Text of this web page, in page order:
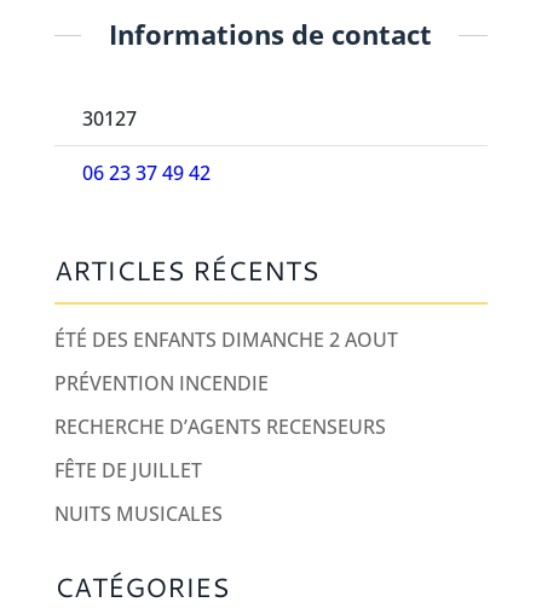
Informations de contact
30127
06 23 37 49 42
ARTICLES RÉCENTS
ÉTÉ DES ENFANTS DIMANCHE 2 AOUT
PRÉVENTION INCENDIE
RECHERCHE D’AGENTS RECENSEURS
FÊTE DE JUILLET
NUITS MUSICALES
CATÉGORIES